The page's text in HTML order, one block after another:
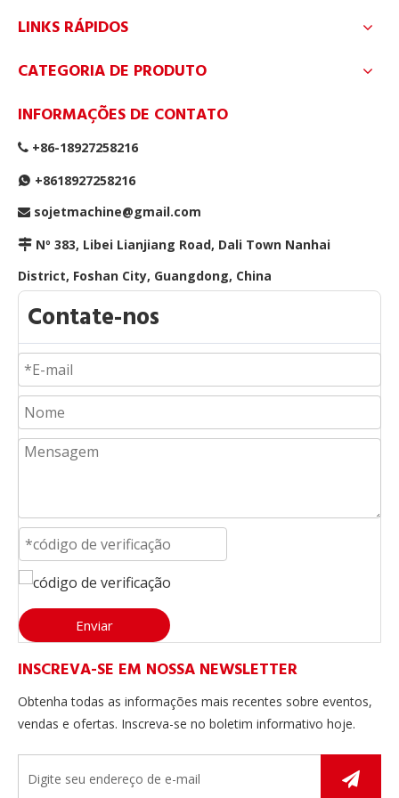
Como escolher um fornecedor confiável de linha de produção automática de travesseiros?
A manutenção de uma máquina de enchimento de
LINKS RÁPIDOS
CATEGORIA DE PRODUTO
INFORMAÇÕES DE CONTATO
 +86-18927258216
 +8618927258216
 sojetmachine@gmail.com
 Nº 383, Libei Lianjiang Road, Dali Town Nanhai
District, Foshan City, Guangdong, China
Contate-nos
Enviar
INSCREVA-SE EM NOSSA NEWSLETTER
Obtenha todas as informações mais recentes sobre eventos,
vendas e ofertas. Inscreva-se no boletim informativo hoje.